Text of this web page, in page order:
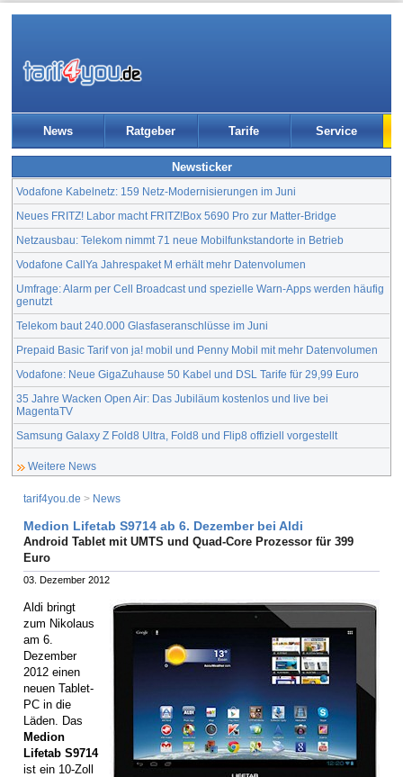
News Ratgeber Tarife Service
Newsticker
Vodafone Kabelnetz: 159 Netz-Modernisierungen im Juni
Neues FRITZ! Labor macht FRITZ!Box 5690 Pro zur Matter-Bridge
Netzausbau: Telekom nimmt 71 neue Mobilfunkstandorte in Betrieb
Vodafone CallYa Jahrespaket M erhält mehr Datenvolumen
Umfrage: Alarm per Cell Broadcast und spezielle Warn-Apps werden häufig
genutzt
Telekom baut 240.000 Glasfaseranschlüsse im Juni
Prepaid Basic Tarif von ja! mobil und Penny Mobil mit mehr Datenvolumen
Vodafone: Neue GigaZuhause 50 Kabel und DSL Tarife für 29,99 Euro
35 Jahre Wacken Open Air: Das Jubiläum kostenlos und live bei
MagentaTV
Samsung Galaxy Z Fold8 Ultra, Fold8 und Flip8 offiziell vorgestellt
Weitere News
tarif4you.de > News
Medion Lifetab S9714 ab 6. Dezember bei Aldi
Android Tablet mit UMTS und Quad-Core Prozessor für 399
Euro
03. Dezember 2012
Aldi bringt
zum Nikolaus
am 6.
Dezember
2012 einen
neuen Tablet-
PC in die
Läden. Das
Medion
Lifetab S9714
ist ein 10-Zoll